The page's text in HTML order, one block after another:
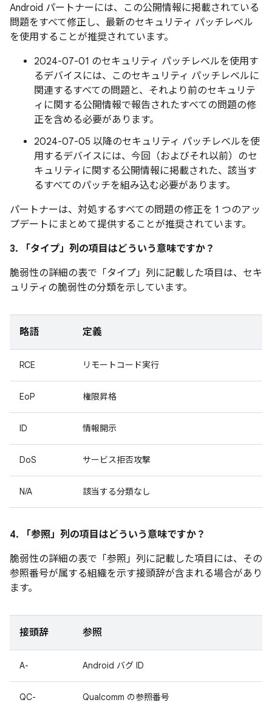
Android パートナーには、この公開情報に掲載されている
問題をすべて修正し、最新のセキュリティ パッチレベル
を使用することが推奨されています。
2024-07-01 のセキュリティ パッチレベルを使用す
るデバイスには、このセキュリティ パッチレベルに
関連するすべての問題と、それより前のセキュリテ
ィに関する公開情報で報告されたすべての問題の修
正を含める必要があります。
2024-07-05 以降のセキュリティ パッチレベルを使
用するデバイスには、今回（およびそれ以前）のセ
キュリティに関する公開情報に掲載された、該当す
るすべてのパッチを組み込む必要があります。
パートナーは、対処するすべての問題の修正を 1 つのアッ
プデートにまとめて提供することが推奨されています。
3. 「タイプ」 列の項目はどういう意味ですか？
脆弱性の詳細の表で「タイプ」 列に記載した項目は、セキ
ュリティの脆弱性の分類を示しています。
略語 定義
RCE リモートコード実行
EoP 権限昇格
ID 情報開示
DoS サービス拒否攻撃
N/A 該当する分類なし
4. 「参照」 列の項目はどういう意味ですか？
脆弱性の詳細の表で「参照」 列に記載した項目には、その
参照番号が属する組織を示す接頭辞が含まれる場合があり
ます。
接頭辞 参照
A- Android バグ ID
QC- Qualcomm の参照番号